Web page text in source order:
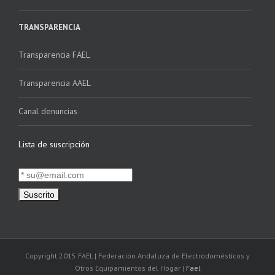
TRANSPARENCIA
Transparencia FAEL
Transparencia AAEL
Canal denuncias
Lista de suscripción
Copyright 2015 FAEL | Federación Andaluza de Electrodomésticos y
Otros Equipamientos del Hogar | Fael